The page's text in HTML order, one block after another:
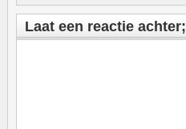
Laat een reactie achter;